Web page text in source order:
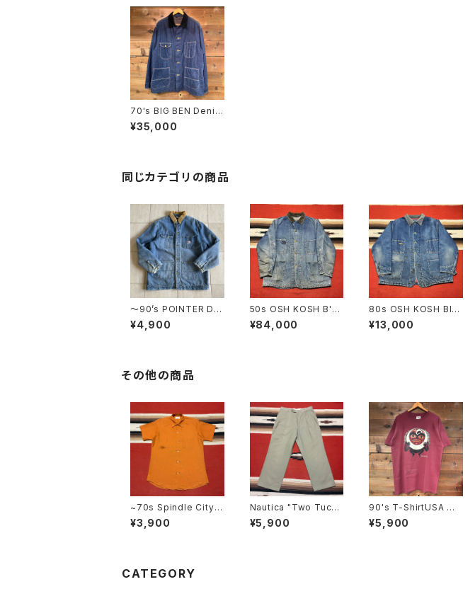
70's BIG BEN Denim
Chore Jacket
¥35,000
同じカテゴリの商品
〜90’s POINTER De
nim Cover All
¥4,900
50s OSH KOSH B'G
OSH Denim Chore J
acket
¥84,000
80s OSH KOSH Blan
ket Coverall size 4
8
¥13,000
その他の商品
~70s Spindle City B
utton Down Short Sl
eeve Shirt size M
¥3,900
Nautica "Two Tuck"
Cotton Trousers W
33
¥5,900
90's T-ShirtUSA MA
DE SIZE:L
¥5,900
CATEGORY